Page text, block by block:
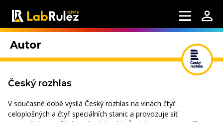
Autor
Český rozhlas
V současné době vysílá Český rozhlas na vlnách čtyř
celoplošných a čtyř speciálních stanic a provozuje síť